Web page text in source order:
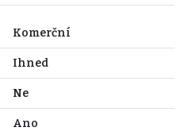
Komerční
Ihned
Ne
Ano